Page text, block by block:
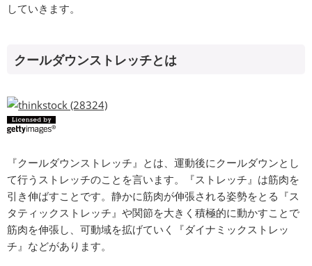
していきます。
クールダウンストレッチとは
『クールダウンストレッチ』とは、運動後にクールダウンとし
て行うストレッチのことを言います。『ストレッチ』は筋肉を
引き伸ばすことです。静かに筋肉が伸張される姿勢をとる『ス
タティックストレッチ』や関節を大きく積極的に動かすことで
筋肉を伸張し、可動域を拡げていく『ダイナミックストレッ
チ』などがあります。